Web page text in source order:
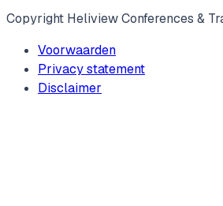
Copyright Heliview Conferences &
Voorwaarden
Privacy statement
Disclaimer